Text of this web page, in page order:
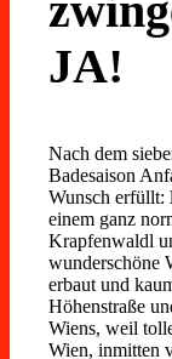
JA!
Nach dem
Badesaison
Wunsch erfüllt:
einem ganz
Krapfenwaldl
wunderschöne
erbaut und
Höhenstraße
Wiens, weil
Wien, inmitten